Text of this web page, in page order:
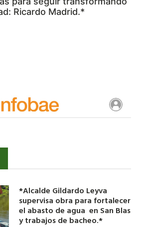
Ricardo Madrid.*
*Alcalde Gildardo Leyva
supervisa obra para fortalecer
el abasto de agua en San Blas
y trabajos de bacheo.*